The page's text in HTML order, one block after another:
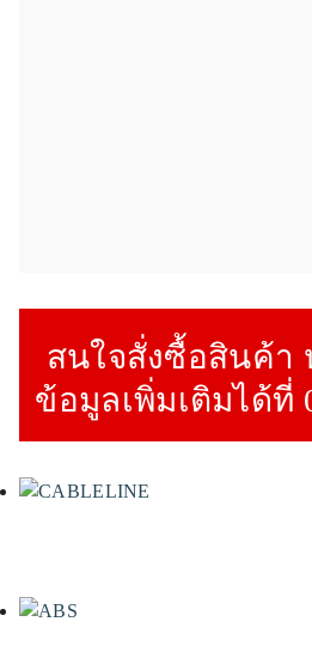
สนใจสั่งซื้อสินค้า
ข้อมูลเพิ่มเติมได้ที่